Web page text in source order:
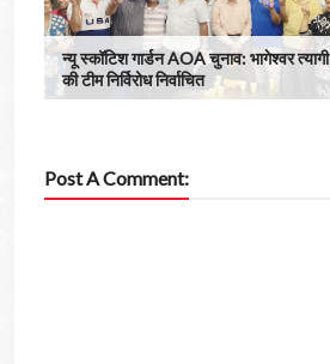
न्यू स्कॉटिश गार्डन AOA चुनाव: भागेश्वर त्यागी
की टीम निर्विरोध निर्वाचित
Post A Comment: